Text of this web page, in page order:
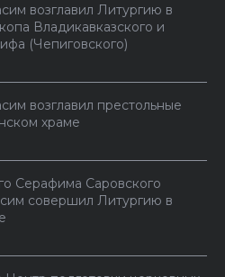
возглавил Литургию в
Владикавказского и
(Чепиговского)
возглавил престольные
храме
Серафима Саровского
совершил Литургию в